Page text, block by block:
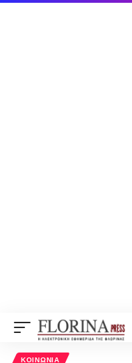
ΚΟΙΝΩΝΊΑ